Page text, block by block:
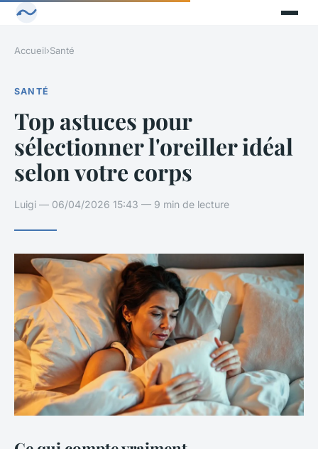
Accueil›Santé
SANTÉ
Top astuces pour
sélectionner l'oreiller idéal
selon votre corps
Luigi — 06/04/2026 15:43 — 9 min de lecture